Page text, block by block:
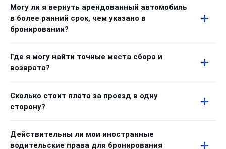
Могу ли я вернуть арендованный автомобиль
в более ранний срок, чем указано в
бронировании?
Где я могу найти точные места сбора и
возврата?
Сколько стоит плата за проезд в одну
сторону?
Действительны ли мои иностранные
водительские права для бронирования